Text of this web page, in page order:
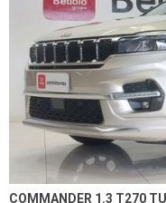
COMMANDER 1.3 T270